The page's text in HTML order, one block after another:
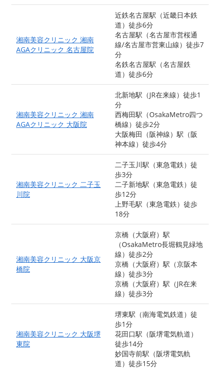
湘南美容クリニック 湘南
AGAクリニック 名古屋院
近鉄名古屋駅（近畿日本鉄
道）徒歩6分
名古屋駅（名古屋市営桜通
線/名古屋市営東山線）徒歩7
分
名鉄名古屋駅（名古屋鉄
道）徒歩6分
湘南美容クリニック 湘南
AGAクリニック 大阪院
北新地駅（JR在来線）徒歩1
分
西梅田駅（OsakaMetro四つ
橋線）徒歩2分
大阪梅田（阪神線）駅（阪
神本線）徒歩4分
湘南美容クリニック 二子玉
川院
二子玉川駅（東急電鉄）徒
歩3分
二子新地駅（東急電鉄）徒
歩12分
上野毛駅（東急電鉄）徒歩
18分
湘南美容クリニック 大阪京
橋院
京橋（大阪府）駅
（OsakaMetro長堀鶴見緑地
線）徒歩2分
京橋（大阪府）駅（京阪本
線）徒歩3分
京橋（大阪府）駅（JR在来
線）徒歩3分
湘南美容クリニック 大阪堺
東院
堺東駅（南海電気鉄道）徒
歩1分
花田口駅（阪堺電気軌道）
徒歩14分
妙国寺前駅（阪堺電気軌
道）徒歩15分